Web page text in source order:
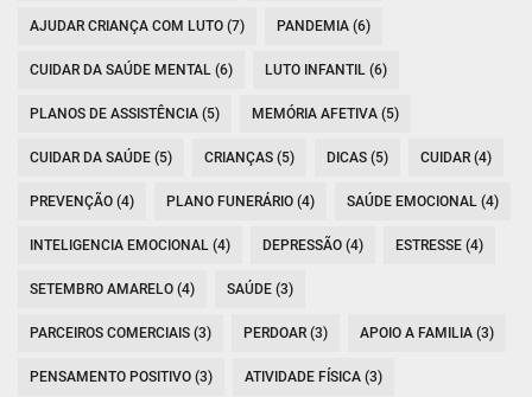
AJUDAR CRIANÇA COM LUTO (7) PANDEMIA (6)
CUIDAR DA SAÚDE MENTAL (6) LUTO INFANTIL (6)
PLANOS DE ASSISTÊNCIA (5) MEMÓRIA AFETIVA (5)
CUIDAR DA SAÚDE (5) CRIANÇAS (5) DICAS (5) CUIDAR (4)
PREVENÇÃO (4) PLANO FUNERÁRIO (4) SAÚDE EMOCIONAL (4)
INTELIGENCIA EMOCIONAL (4) DEPRESSÃO (4) ESTRESSE (4)
SETEMBRO AMARELO (4) SAÚDE (3)
PARCEIROS COMERCIAIS (3) PERDOAR (3) APOIO A FAMILIA (3)
PENSAMENTO POSITIVO (3) ATIVIDADE FÍSICA (3)